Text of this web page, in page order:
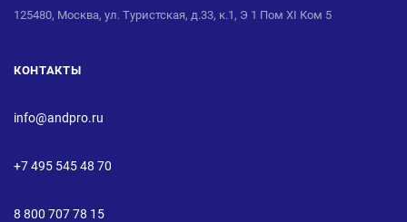
125480, Москва, ул. Туристская, д.33, к.1, Э 1 Пом XI Ком 5
КОНТАКТЫ
info@andpro.ru
+7 495 545 48 70
8 800 707 78 15